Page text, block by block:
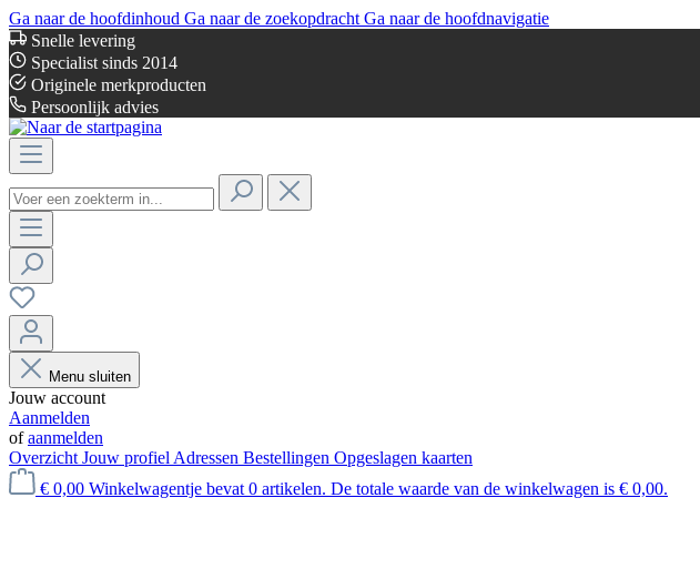
Ga naar de hoofdinhoud Ga naar de zoekopdracht Ga naar de hoofdnavigatie
Snelle levering
Specialist sinds 2014
Originele merkproducten
Persoonlijk advies
Menu sluiten
Jouw account
Aanmelden
ofaanmelden
Overzicht Jouw profiel Adressen Bestellingen Opgeslagen kaarten
€ 0,00 Winkelwagentje bevat 0 artikelen. De totale waarde van de winkelwagen is € 0,00.